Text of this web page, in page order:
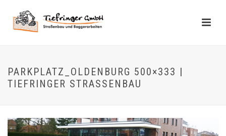
PARKPLATZ_OLDENBURG 500×333 |
TIEFRINGER STRASSENBAU